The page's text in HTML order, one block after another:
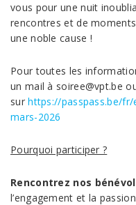
vous pour une nuit
rencontres et de
une noble cause !
Pour toutes les
un mail à soiree@vpt.be
surhttps://passpass.be/
mars-2026
Pourquoi participer ?
Rencontrez nos
l’engagement et la